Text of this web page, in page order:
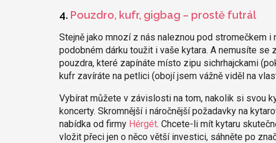
4. Pouzdro, kufr, gigbag – prostě futrál
Stejně jako mnozí z nás naleznou pod stromečkem
podobném dárku toužit i vaše kytara. A nemusíte
pouzdra, které zapínáte místo zipu sichrhajckami
kufr zavíráte na petlici (obojí jsem vážně viděl na
Vybírat můžete v závislosti na tom, nakolik si svou
koncerty. Skromnější i náročnější požadavky na
nabídka od firmy Hérgét. Chcete-li mít kytaru
vložit přeci jen o něco větší investici, sáhněte po